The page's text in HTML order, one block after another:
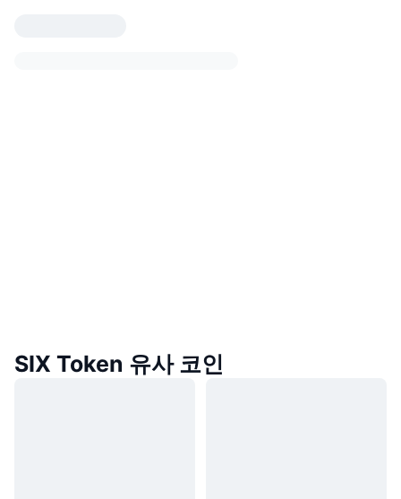
SIX Token 유사 코인